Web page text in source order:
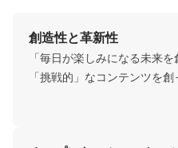
創造性と革新性
「毎日が楽しみになる未来
「挑戦的」なコンテンツを